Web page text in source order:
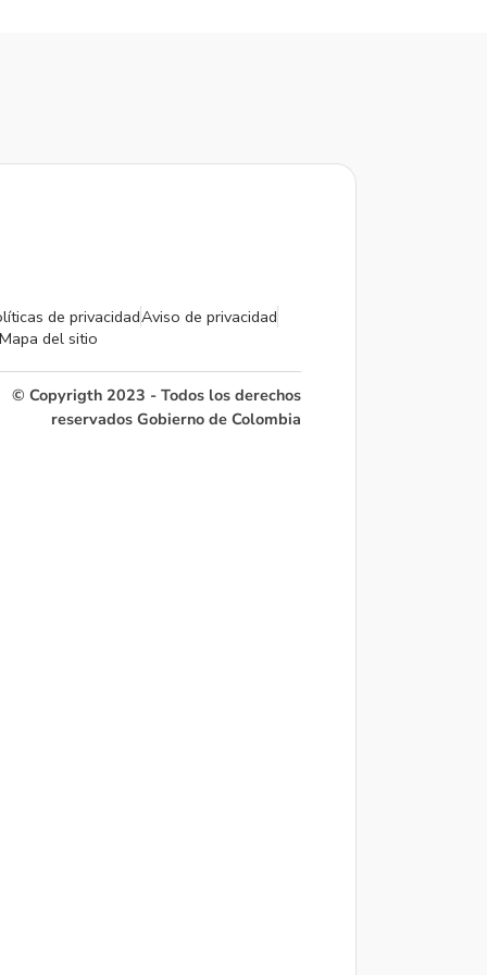
de privacidadAviso de privacidad
Mapa del sitio
© Copyrigth 2023 - Todos los derechos
reservados Gobierno de Colombia